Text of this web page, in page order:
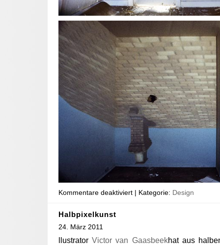
Kommentare deaktiviert | Kategorie: Design
Halbpixelkunst
24. März 2011
llustrator Victor van Gaasbeekhat aus